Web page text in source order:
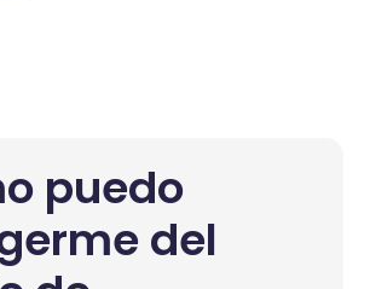
puedo
del